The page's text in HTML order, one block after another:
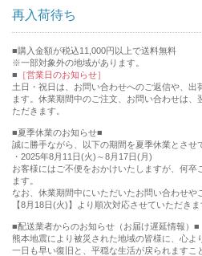
再入荷待ち
購入金額が税込11,000円以上で送料無料
※一部対象外の地域があります。
［営業日のお知らせ］
土日・祝日は、お問い合わせへのご返信や、出
ます。休業期間中のご注文、お問い合わせは
ただきます。
■夏季休業のお知らせ■
誠に勝手ながら、以下の期間を夏季休業とさせ
・2025年8月11日(火)～8月17日(月)
お客様にはご不便をおかけいたしますが、何
ます。
なお、休業期間中にいただいたお問い合わせや
【8月18日(火)】より順次対応させていただきま
■配送業者からのお知らせ（お届け遅延情報）■
熊本地震により被災された地域の皆様に、心よ
一日も早い復旧と、平穏な生活が戻られますこ